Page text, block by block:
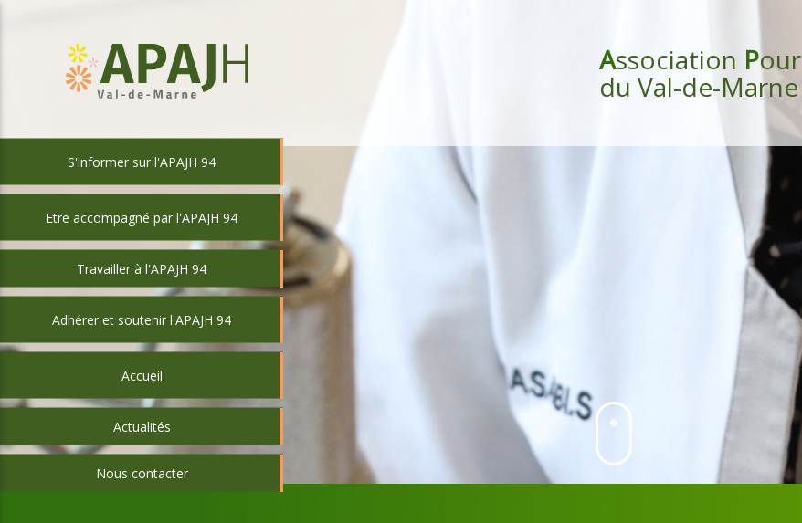
Association Pour
du Val-de-Marne
S'informer sur l'APAJH 94
Etre accompagné par l'APAJH 94
Travailler à l'APAJH 94
Adhérer et soutenir l'APAJH 94
Accueil
Actualités
Nous contacter